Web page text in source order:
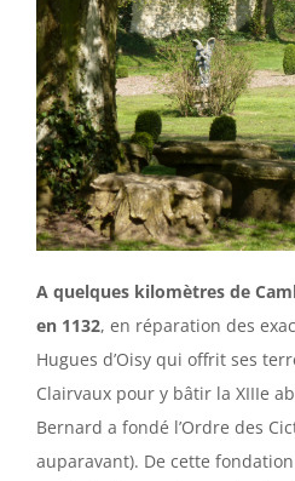
A quelques kilomètres de
en 1132, en réparation des
Hugues d’Oisy qui offrit ses
Clairvaux pour y bâtir la XIIIe
Bernard a fondé l’Ordre des
auparavant). De cette